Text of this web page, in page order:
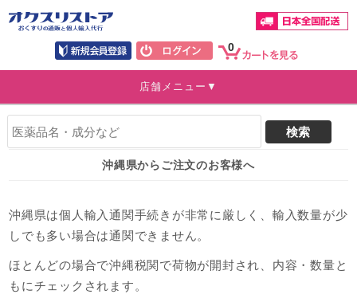
0
店舗メニュー▼
沖縄県からご注文のお客様へ
沖縄県は個人輸入通関手続きが非常に厳しく、輸入数量が少
しでも多い場合は通関できません。
ほとんどの場合で沖縄税関で荷物が開封され、内容・数量と
もにチェックされます。